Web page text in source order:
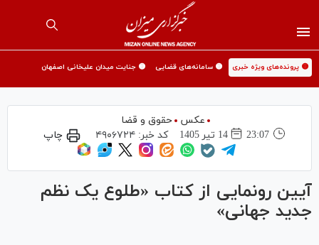
🟡 پرونده‌های ویژه خبری 🟡 سامانه‌های قضایی 🟡 جنایت میدان علیخانی اصفهان
عکس
حقوق و قضا
23:07
14 تير 1405 کد خبر:۴۹۰۶۷۲۴ چاپ
آیین رونمایی از کتاب «طلوع یک نظم
جدید جهانی»